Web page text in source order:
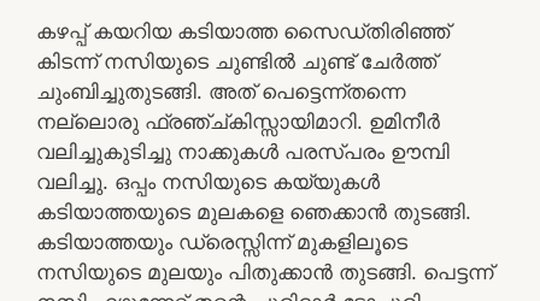
കഴപ്പ് കയറിയ കടിയാത്ത സൈഡ്തിരിഞ്ഞ്
കിടന്ന് നസിയുടെ ചുണ്ടിൽ ചുണ്ട് ചേർത്ത്
ചുംബിച്ചുതുടങ്ങി. അത് പെട്ടെന്ന്തന്നെ
നല്ലൊരു ഫ്രഞ്ച്കിസ്സായിമാറി. ഉമിനീർ
വലിച്ചുകുടിച്ചു നാക്കുകൾ പരസ്പരം ഊമ്പി
വലിച്ചു. ഒപ്പം നസിയുടെ കയ്യുകൾ
കടിയാത്തയുടെ മുലകളെ ഞെക്കാൻ തുടങ്ങി.
കടിയാത്തയും ഡ്രെസ്സിന്ന് മുകളിലൂടെ
നസിയുടെ മുലയും പിതുക്കാൻ തുടങ്ങി. പെട്ടന്ന്